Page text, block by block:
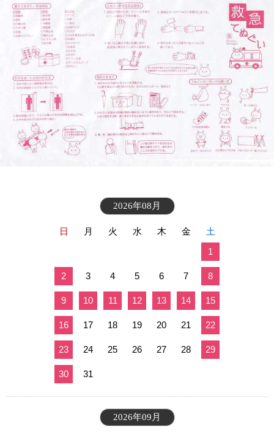
2026年08月
日 月 火 水 木 金
土
1
2 3 4 5 6 7 8
9 10 11 12 13 14 15
16 17 18 19 20 21 22
23 24 25 26 27 28 29
30 31
2026年09月